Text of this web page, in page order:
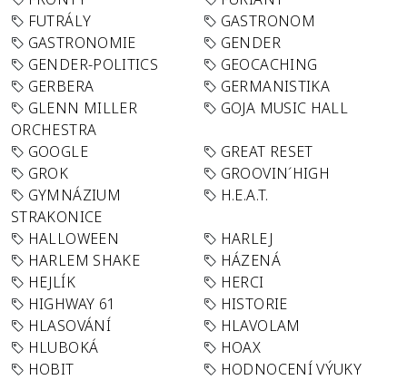
FUTRÁLY
GASTRONOM
GASTRONOMIE
GENDER
GENDER-POLITICS
GEOCACHING
GERBERA
GERMANISTIKA
GLENN MILLER
ORCHESTRA
GOJA MUSIC HALL
GOOGLE
GREAT RESET
GROK
GROOVIN´HIGH
GYMNÁZIUM
STRAKONICE
H.E.A.T.
HALLOWEEN
HARLEJ
HARLEM SHAKE
HÁZENÁ
HEJLÍK
HERCI
HIGHWAY 61
HISTORIE
HLASOVÁNÍ
HLAVOLAM
HLUBOKÁ
HOAX
HOBIT
HODNOCENÍ VÝUKY